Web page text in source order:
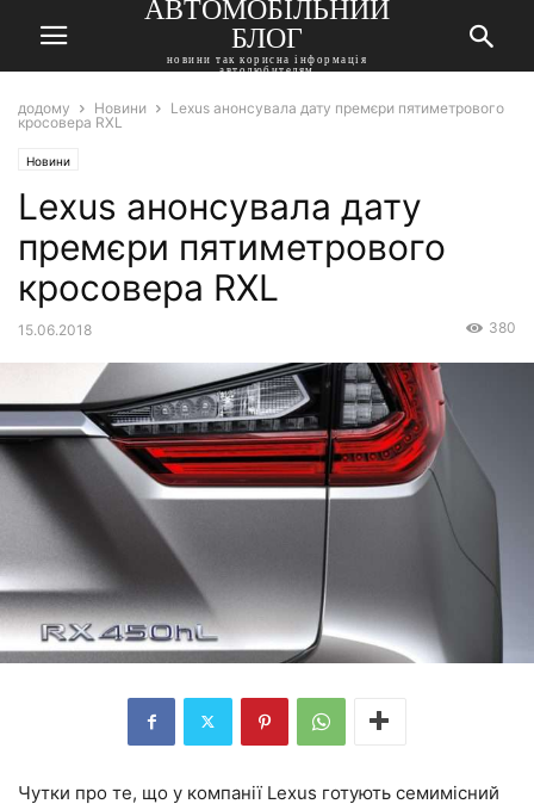
АВТОМОБІЛЬНИЙ
БЛОГ
новини так корисна інформація
автолюбителям
додому Новини
Lexus анонсувала дату премєри пятиметрового
кросовера RXL
Новини
Lexus анонсувала дату
премєри пятиметрового
кросовера RXL
15.06.2018 380
Чутки про те, що у компанії Lexus готують семимісний